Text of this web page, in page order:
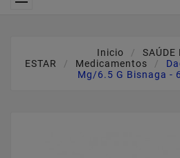
Inicio
SAÚDE
ESTAR
Medicamentos
Mg/6.5 G Bisnaga -